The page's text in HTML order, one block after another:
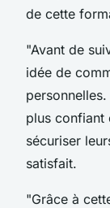
de cette
"Avant de
idée de
plus confiant
sécuriser
satisfait.
"Grâce à